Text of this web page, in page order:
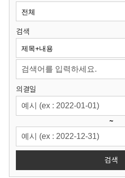
원
회
검색
의결일
~
검색